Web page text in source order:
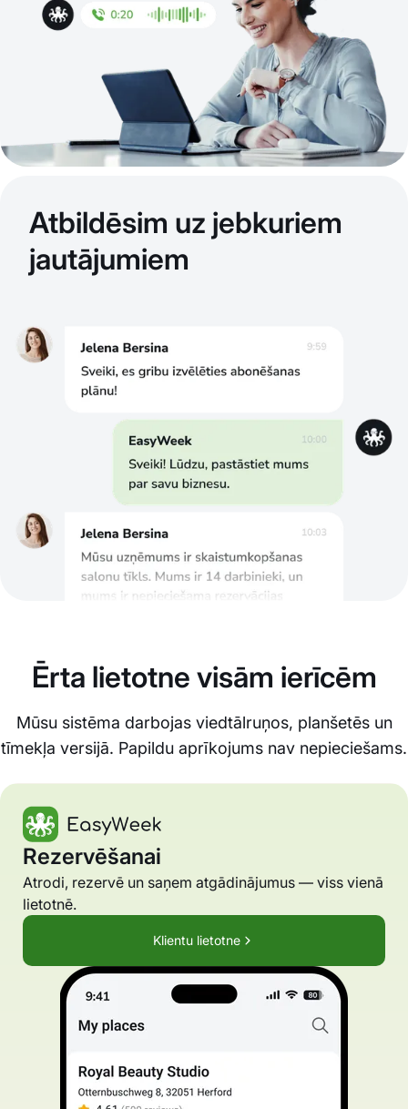
Atbildēsim uz jebkuriem
jautājumiem
Ērta lietotne visām ierīcēm
Mūsu sistēma darbojas viedtālruņos, planšetēs un
tīmekļa versijā. Papildu aprīkojums nav nepieciešams.
Rezervēšanai
Atrodi, rezervē un saņem atgādinājumus — viss vienā
lietotnē.
Klientu lietotne